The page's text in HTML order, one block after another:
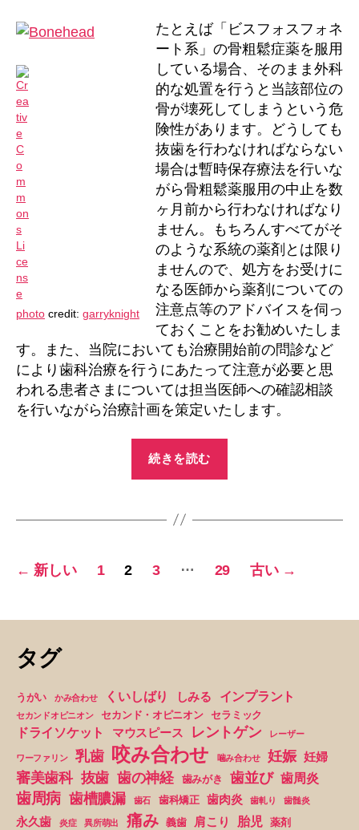
photo credit: garryknight
たとえば「ビスフォスフォネ
ート系」の骨粗鬆症薬を服用
している場合、そのまま外科
的な処置を行うと当該部位の
骨が壊死してしまうという危
険性があります。どうしても
抜歯を行わなければならない
場合は暫時保存療法を行いな
がら骨粗鬆薬服用の中止を数
ヶ月前から行わなければなり
ません。もちろんすべてがそ
のような系統の薬剤とは限り
ませんので、処方をお受けに
なる医師から薬剤についての
注意点等のアドバイスを伺っ
ておくことをお勧めいたしま
す。また、当院においても治療開始前の問診など
により歯科治療を行うにあたって注意が必要と思
われる患者さまについては担当医師への確認相談
を行いながら治療計画を策定いたします。
続きを読む
投
の
ペ
ー
ジ
送
り
← 新しい 1 2 3 … 29 古い →
タグ
うがい かみ合わせ くいしばり しみる インプラント
セカンドオピニオン セカンド・オピニオン セラミック
ドライソケット マウスピース レントゲン レーザー
ワーファリン 乳歯 咬み合わせ 噛み合わせ 妊娠 妊婦
審美歯科 抜歯 歯の神経 歯みがき 歯並び 歯周炎
歯周病 歯槽膿漏 歯石 歯科矯正 歯肉炎 歯軋り 歯髄炎
永久歯 炎症 異所萌出 痛み 義歯 肩こり 胎児 薬剤